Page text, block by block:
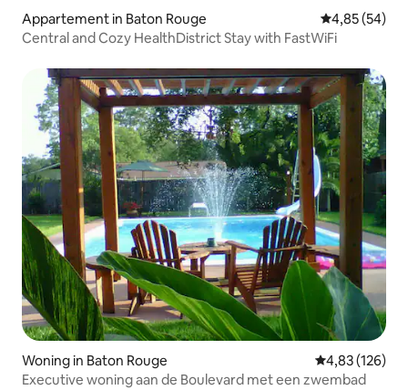
Appartement in Baton Rouge Gemiddelde
4,85 (54)
Central and Cozy HealthDistrict Stay with FastWiFi
Woning in Baton Rouge Gemiddelde
4,83 (126)
Executive woning aan de Boulevard met een zwembad